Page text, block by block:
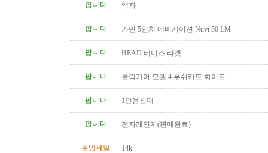
팝니다 액자
팝니다 가민 5인치 네비게이션 Nuvi 50 LM
팝니다 HEAD 테니스 라켓
팝니다 클릭기어 모델 4 푸쉬카트 화이트
팝니다 1인용침대
팝니다 전자레인지(판매완료)
무빙세일 14k